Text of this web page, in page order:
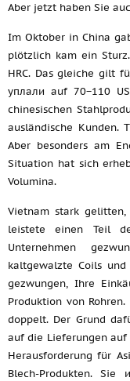
Aber jetzt haben Sie
Im Oktober in China
plötzlich kam ein
HRC. Das gleiche gilt
уплали auf 70−110
chinesischen
ausländische Kunden.
Aber besonders am
Situation hat sich
Volumina.
Vietnam stark
leistete einen Teil
Unternehmen
kaltgewalzte Coils
gezwungen, Ihre
Produktion von
doppelt. Der Grund
auf die Lieferungen auf
Herausforderung für
Blech-Produkten. Sie